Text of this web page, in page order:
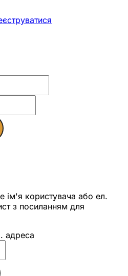
ім'я користувача або ел.
з посиланням для
адреса